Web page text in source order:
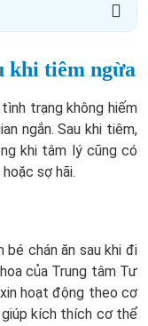
khi tiêm ngừa
trạng không hiếm
ngắn. Sau khi tiêm,
khi tâm lý cũng có
sợ hãi.
bé chán ăn sau khi đi
của Trung tâm Tư
hoạt động theo cơ
kích thích cơ thể